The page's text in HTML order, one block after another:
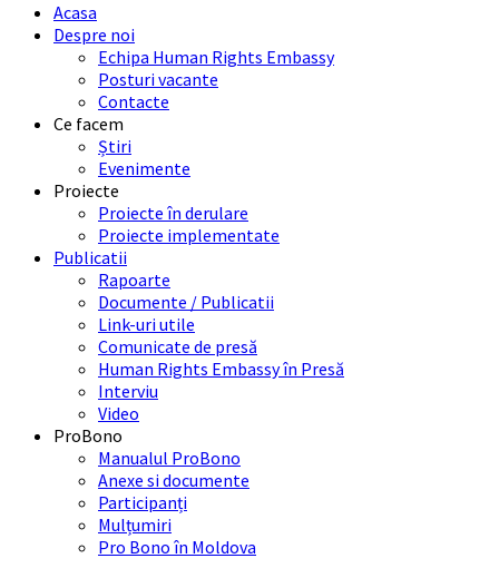
Acasa
Despre noi
Echipa Human Rights Embassy
Posturi vacante
Contacte
Ce facem
Știri
Evenimente
Proiecte
Proiecte în derulare
Proiecte implementate
Publicatii
Rapoarte
Documente / Publicatii
Link-uri utile
Comunicate de presă
Human Rights Embassy în Presă
Interviu
Video
ProBono
Manualul ProBono
Anexe si documente
Participanți
Mulțumiri
Pro Bono în Moldova